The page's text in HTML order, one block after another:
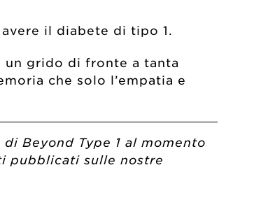
il diabete di tipo 1.
un grido di fronte a tanta
che solo l’empatia e
Beyond Type 1 al momento
pubblicati sulle nostre